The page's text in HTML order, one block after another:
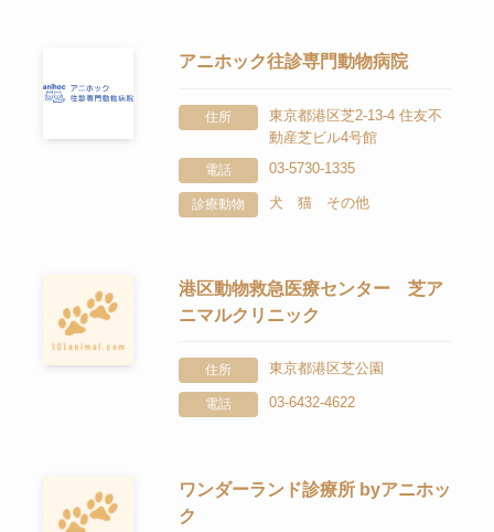
アニホック往診専門動物病院
住所
東京都港区芝2-13-4 住友不
動産芝ビル4号館
電話 03-5730-1335
診療動物 犬 猫 その他
港区動物救急医療センター 芝ア
ニマルクリニック
住所 東京都港区芝公園
電話 03-6432-4622
ワンダーランド診療所 byアニホッ
ク